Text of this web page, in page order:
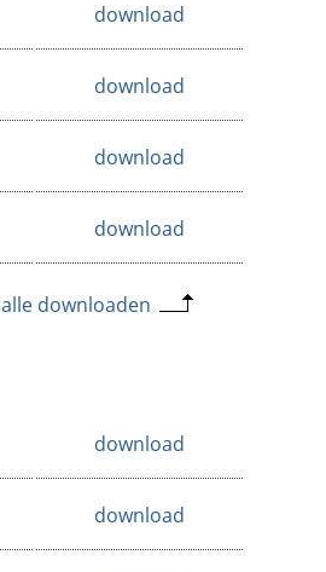
download
download
download
download
alle downloaden
download
download